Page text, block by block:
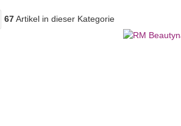
67Artikel in dieser Kategorie